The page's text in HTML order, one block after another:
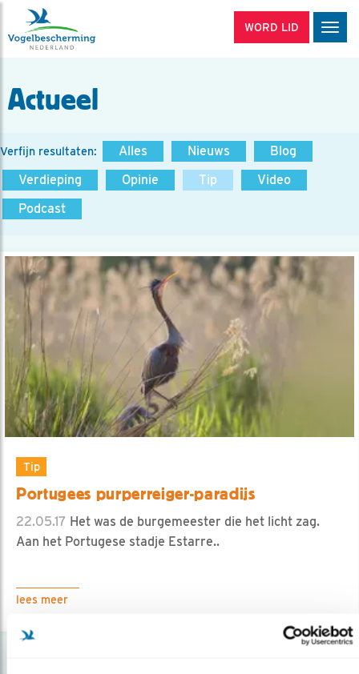
WORD LID
Actueel
Verfijn resultaten: Alles Nieuws
Blog
Verdieping
Opinie Tip
Video
Podcast
Tip
Portugees purperreiger-paradijs
22.05.17 Het was de burgemeester die het licht zag.
Aan het Portugese stadje Estarre..
lees meer